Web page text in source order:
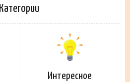
Категории
Интересное